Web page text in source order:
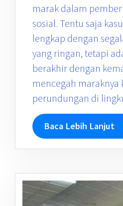
marak dalam
sosial. Tentu saja
lengkap dengan
yang ringan, tetapi
berakhir dengan
mencegah maraknya
perundungan di
Baca Lebih Lanjut